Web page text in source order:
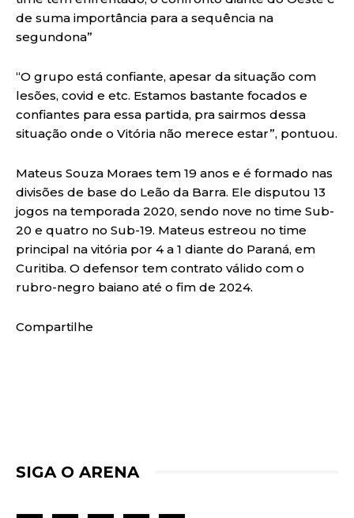
de suma importância para a sequência na
segundona”
“O grupo está confiante, apesar da situação com
lesões, covid e etc. Estamos bastante focados e
confiantes para essa partida, pra sairmos dessa
situação onde o Vitória não merece estar”, pontuou.
Mateus Souza Moraes tem 19 anos e é formado nas
divisões de base do Leão da Barra. Ele disputou 13
jogos na temporada 2020, sendo nove no time Sub-
20 e quatro no Sub-19. Mateus estreou no time
principal na vitória por 4 a 1 diante do Paraná, em
Curitiba. O defensor tem contrato válido com o
rubro-negro baiano até o fim de 2024.
Compartilhe
SIGA O ARENA